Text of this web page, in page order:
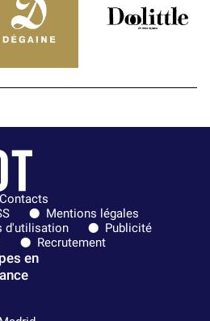
Contacts
Mentions légales
d'utilisation
Publicité
Recrutement
en